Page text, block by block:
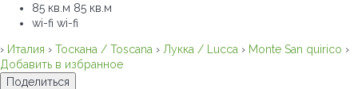
85 кв.м 85 кв.м
wi-fi wi-fi
› Италия › Тоскана / Toscana › Лукка / Lucca › Monte San quirico ›
Добавить в избранное
Поделиться